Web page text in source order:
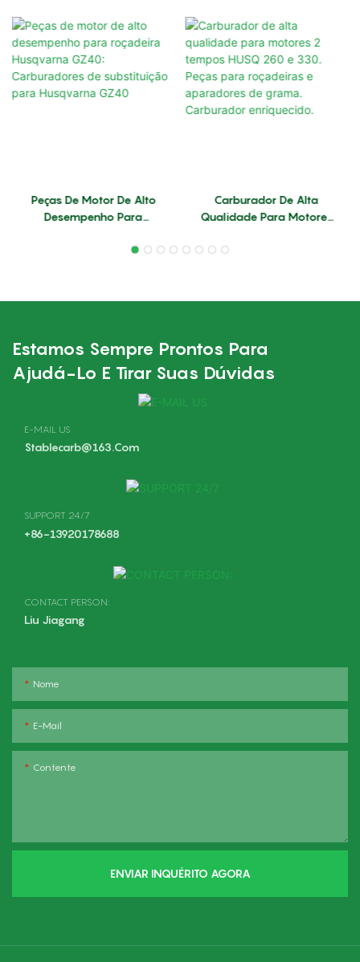
Peças De Motor De Alto
Desempenho Para
GZ40: Carburadores De
Carburador De Alta
Qualidade Para Motores
330. Peças Para
Enriquecido.
Estamos Sempre Prontos Para
Ajudá-Lo E Tirar Suas Dúvidas
E-MAIL US
Stablecarb@163.com
SUPPORT 24/7
+86-13920178688
CONTACT PERSON:
Liu Jiagang
Nome
E-Mail
Contente
ENVIAR INQUÉRITO AGORA